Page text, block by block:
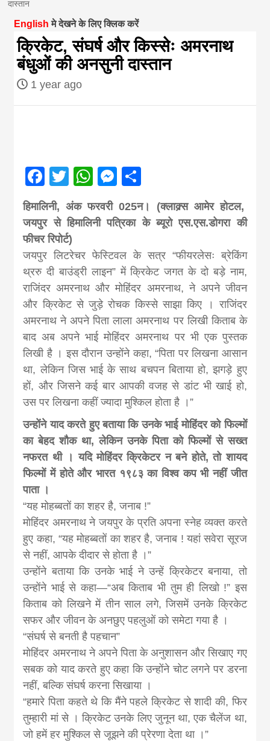
magazine of
Nepal brings
news in hindi
news,
khabar
दास्तान
English मे देखने के लिए क्लिक करें
क्रिकेट, संघर्ष और किस्सेः अमरनाथ
बंधुओं की अनसुनी दास्तान
1 year ago
Facebook
Twitter
WhatsApp
Messenger
हिमालिनी, अंक फरवरी 025न। (क्लाक्र्स आमेर होटल,
जयपुर से हिमालिनी पत्रिका के ब्यूरो एस.एस.डोगरा की
फीचर रिपोर्ट)
जयपुर लिटरेचर फेस्टिवल के सत्र “फीयरलेसः ब्रेकिंग
थ्ररु दी बाउंड्री लाइन” में क्रिकेट जगत के दो बड़े नाम,
राजिंदर अमरनाथ और मोहिंदर अमरनाथ, ने अपने जीवन
और क्रिकेट से जुड़े रोचक किस्से साझा किए । राजिंदर
अमरनाथ ने अपने पिता लाला अमरनाथ पर लिखी किताब के
बाद अब अपने भाई मोहिंदर अमरनाथ पर भी एक पुस्तक
लिखी है । इस दौरान उन्होंने कहा, “पिता पर लिखना आसान
था, लेकिन जिस भाई के साथ बचपन बिताया हो, झगड़े हुए
हों, और जिसने कई बार आपकी वजह से डांट भी खाई हो,
उस पर लिखना कहीं ज्यादा मुश्किल होता है ।”
उन्होंने याद करते हुए बताया कि उनके भाई मोहिंदर को फिल्मों
का बेहद शौक था, लेकिन उनके पिता को फिल्मों से सख्त
नफरत थी । यदि मोहिंदर क्रिकेटर न बने होते, तो शायद
फिल्मों में होते और भारत १९८३ का विश्व कप भी नहीं जीत
पाता ।
“यह मोहब्बतों का शहर है, जनाब !”
मोहिंदर अमरनाथ ने जयपुर के प्रति अपना स्नेह व्यक्त करते
हुए कहा, “यह मोहब्बतों का शहर है, जनाब ! यहां सवेरा सूरज
से नहीं, आपके दीदार से होता है ।”
उन्होंने बताया कि उनके भाई ने उन्हें क्रिकेटर बनाया, तो
उन्होंने भाई से कहा—“अब किताब भी तुम ही लिखो !” इस
किताब को लिखने में तीन साल लगे, जिसमें उनके क्रिकेट
सफर और जीवन के अनछुए पहलुओं को समेटा गया है ।
“संघर्ष से बनती है पहचान”
मोहिंदर अमरनाथ ने अपने पिता के अनुशासन और सिखाए गए
सबक को याद करते हुए कहा कि उन्होंने चोट लगने पर डरना
नहीं, बल्कि संघर्ष करना सिखाया ।
“हमारे पिता कहते थे कि मैंने पहले क्रिकेट से शादी की, फिर
तुम्हारी मां से । क्रिकेट उनके लिए जुनून था, एक चैलेंज था,
जो हमें हर मुश्किल से जूझने की प्रेरणा देता था ।”